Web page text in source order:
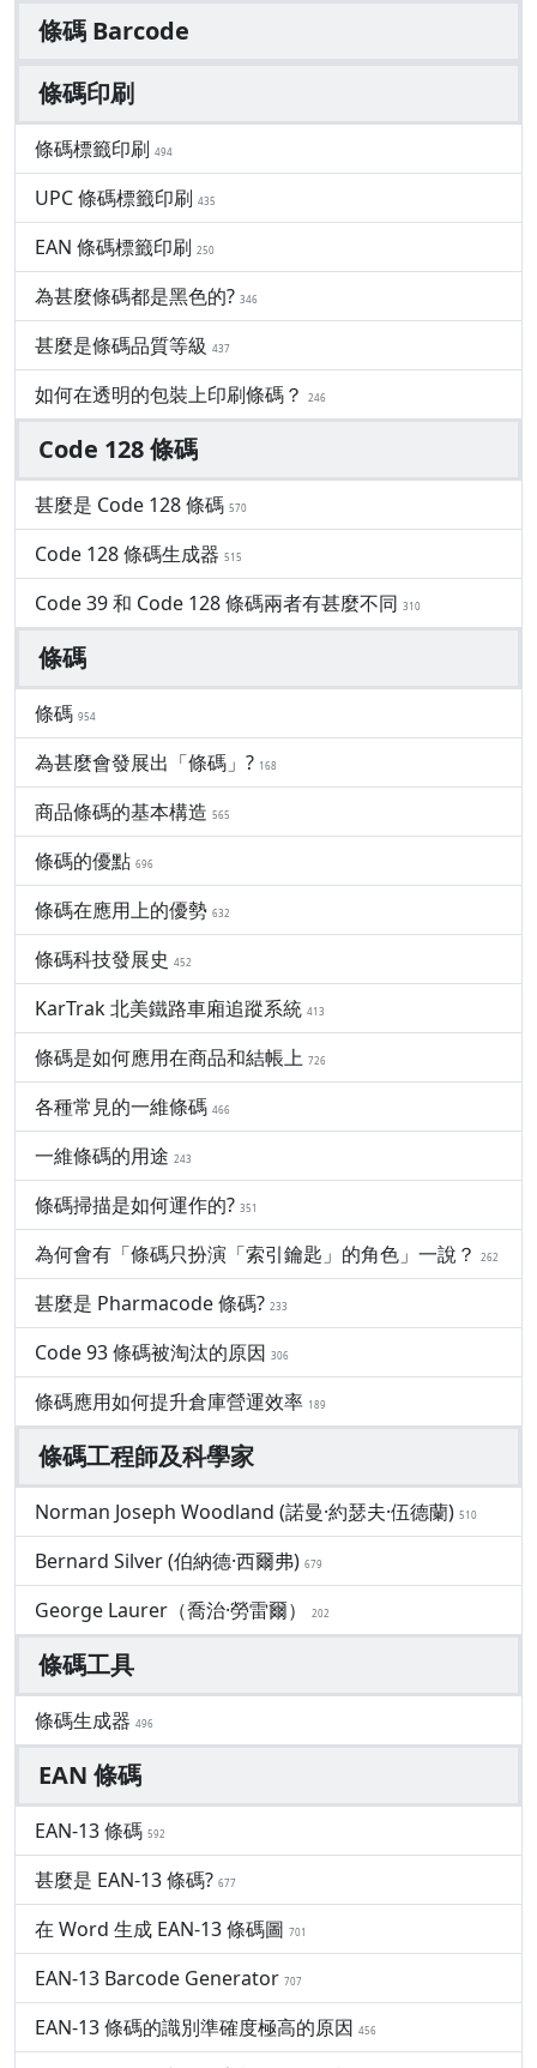
條碼 Barcode
條碼印刷
條碼標籤印刷 494
UPC 條碼標籤印刷 435
EAN 條碼標籤印刷 250
為甚麼條碼都是黑色的? 346
甚麼是條碼品質等級 437
如何在透明的包裝上印刷條碼？ 246
Code 128 條碼
甚麼是 Code 128 條碼 570
Code 128 條碼生成器 515
Code 39 和 Code 128 條碼兩者有甚麼不同 310
條碼
條碼 954
為甚麼會發展出「條碼」? 168
商品條碼的基本構造 565
條碼的優點 696
條碼在應用上的優勢 632
條碼科技發展史 452
KarTrak 北美鐵路車廂追蹤系統 413
條碼是如何應用在商品和結帳上 726
各種常見的一維條碼 466
一維條碼的用途 243
條碼掃描是如何運作的? 351
為何會有「條碼只扮演「索引鑰匙」的角色」一說？ 262
甚麼是 Pharmacode 條碼? 233
Code 93 條碼被淘汰的原因 306
條碼應用如何提升倉庫營運效率 189
條碼工程師及科學家
Norman Joseph Woodland (諾曼·約瑟夫·伍德蘭) 510
Bernard Silver (伯納德·西爾弗) 679
George Laurer（喬治·勞雷爾） 202
條碼工具
條碼生成器 496
EAN 條碼
EAN-13 條碼 592
甚麼是 EAN-13 條碼? 677
在 Word 生成 EAN-13 條碼圖 701
EAN-13 Barcode Generator 707
EAN-13 條碼的識別準確度極高的原因 456